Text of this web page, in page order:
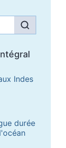
Indes
durée